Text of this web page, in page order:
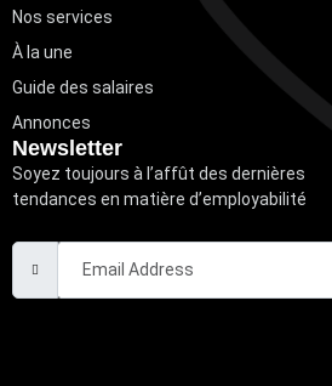
Nos services
À la une
Guide des salaires
Annonces
Newsletter
Soyez toujours à l’affût des dernières
tendances en matière d’employabilité